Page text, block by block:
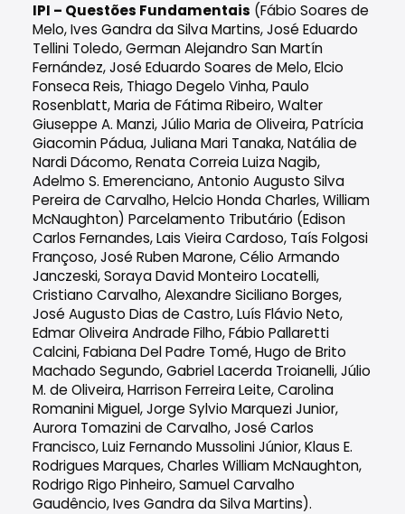
IPI – Questões Fundamentais (Fábio Soares de
Melo, Ives Gandra da Silva Martins, José Eduardo
Tellini Toledo, German Alejandro San Martín
Fernández, José Eduardo Soares de Melo, Elcio
Fonseca Reis, Thiago Degelo Vinha, Paulo
Rosenblatt, Maria de Fátima Ribeiro, Walter
Giuseppe A. Manzi, Júlio Maria de Oliveira, Patrícia
Giacomin Pádua, Juliana Mari Tanaka, Natália de
Nardi Dácomo, Renata Correia Luiza Nagib,
Adelmo S. Emerenciano, Antonio Augusto Silva
Pereira de Carvalho, Helcio Honda Charles, William
McNaughton) Parcelamento Tributário (Edison
Carlos Fernandes, Lais Vieira Cardoso, Taís Folgosi
Françoso, José Ruben Marone, Célio Armando
Janczeski, Soraya David Monteiro Locatelli,
Cristiano Carvalho, Alexandre Siciliano Borges,
José Augusto Dias de Castro, Luís Flávio Neto,
Edmar Oliveira Andrade Filho, Fábio Pallaretti
Calcini, Fabiana Del Padre Tomé, Hugo de Brito
Machado Segundo, Gabriel Lacerda Troianelli, Júlio
M. de Oliveira, Harrison Ferreira Leite, Carolina
Romanini Miguel, Jorge Sylvio Marquezi Junior,
Aurora Tomazini de Carvalho, José Carlos
Francisco, Luiz Fernando Mussolini Júnior, Klaus E.
Rodrigues Marques, Charles William McNaughton,
Rodrigo Rigo Pinheiro, Samuel Carvalho
Gaudêncio, Ives Gandra da Silva Martins).